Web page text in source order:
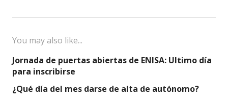
You may also like...
Jornada de puertas abiertas de ENISA: Ultimo día
para inscribirse
¿Qué día del mes darse de alta de autónomo?